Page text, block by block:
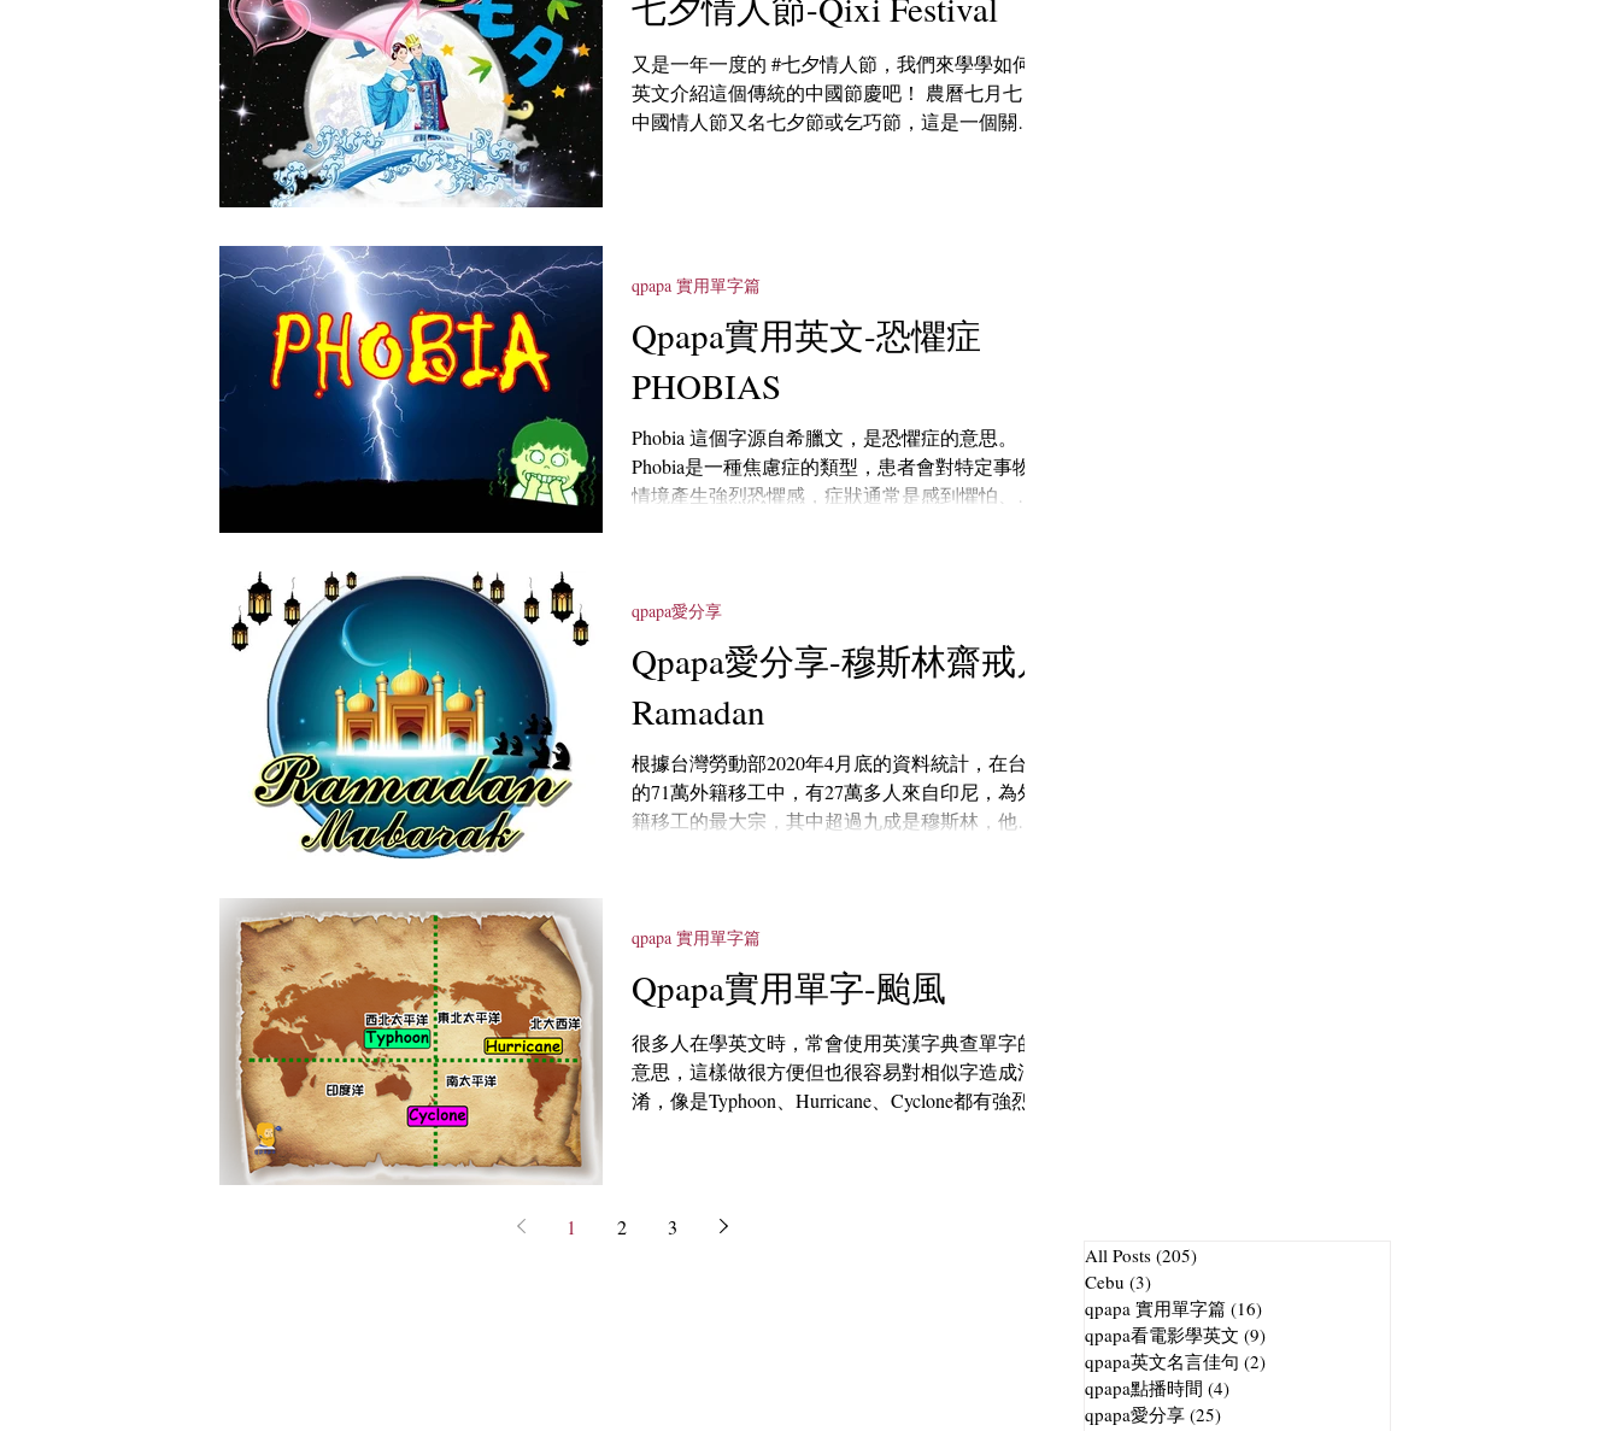
又是一年一度的 #七夕情人節，我們來學學如何用
英文介紹這個傳統的中國節慶吧！ 農曆七月七日
中國情人節又名七夕節或乞巧節，這是一個關於
Qpapa實用英文-恐懼症
PHOBIAS
Phobia 這個字源自希臘文，是恐懼症的意思。
Phobia是一種焦慮症的類型，患者會對特定事物或
情境產生強烈恐懼感，症狀通常是感到懼怕、心
qpapa 實用單字篇
Qpapa愛分享-穆斯林齋戒月
Ramadan
根據台灣勞動部2020年4月底的資料統計，在台灣
的71萬外籍移工中，有27萬多人來自印尼，為外
籍移工的最大宗，其中超過九成是穆斯林，他們
在各大城市或...
qpapa愛分享
Qpapa實用單字-颱風
很多人在學英文時，常會使用英漢字典查單字的
意思，這樣做很方便但也很容易對相似字造成混
淆，像是Typhoon、Hurricane、Cyclone都有強烈颶
qpapa 實用單字篇
1 2 3
All Posts (205)
Cebu (3)
qpapa 實用單字篇 (16)
qpapa看電影學英文 (9)
qpapa英文名言佳句 (2)
qpapa點播時間 (4)
qpapa愛分享 (25)